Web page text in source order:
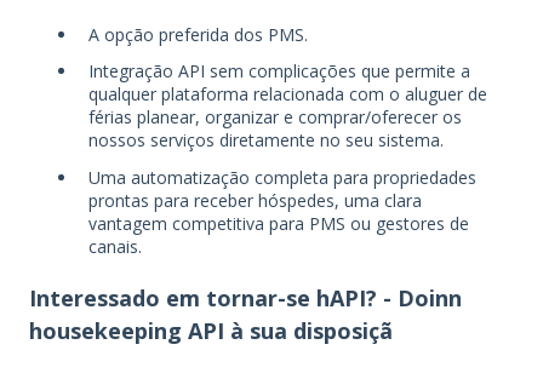
A opção preferida dos PMS.
Integração API sem complicações que permite a
qualquer plataforma relacionada com o aluguer de
férias planear, organizar e comprar/oferecer os
nossos serviços diretamente no seu sistema.
Uma automatização completa para propriedades
prontas para receber hóspedes, uma clara
vantagem competitiva para PMS ou gestores de
canais.
Interessado em tornar-se hAPI? - Doinn
housekeeping API à sua disposiçã